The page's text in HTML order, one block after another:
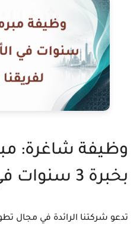
وظيفة شاغرة:
بخبرة 3 سنوات في الأردن
تدعو شركتنا الرائدة في مجال